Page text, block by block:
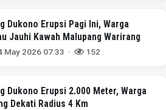
Dukono Erupsi Pagi Ini, Warga
Jauhi Kawah Malupang Warirang
May 2026 07:33 · 152
Dukono Erupsi 2.000 Meter, Warga
Dekati Radius 4 Km